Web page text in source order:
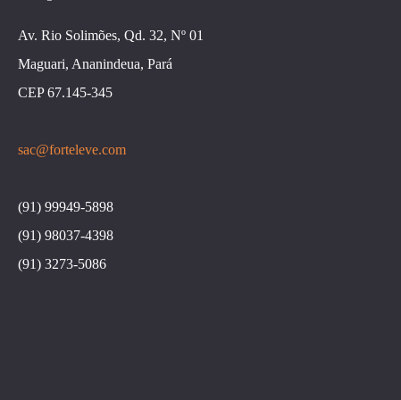
Av. Rio Solimões, Qd. 32, Nº 01
Maguari, Ananindeua, Pará
CEP 67.145-345
sac@forteleve.com
(91) 99949-5898
(91) 98037-4398
(91) 3273-5086